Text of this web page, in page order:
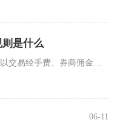
是什么
06-11